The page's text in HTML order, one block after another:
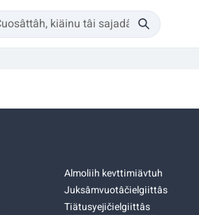
Almoliih kevttimiävtuh
Juksâmvuotâčielgiittâs
Tiätusyejičielgiittâs